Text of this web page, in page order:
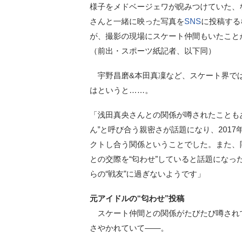
様子をメドベージェワが睨みつけていた
さんと一緒に映った写真をSNSに投稿す
が、撮影の現場にスケート仲間もいたこと
（前出・スポーツ紙記者、以下同）
宇野昌磨&本田真凜など、スケート界で
はというと……。
「浅田真央さんとの関係が噂されたこと
ん”と呼び合う親密さが話題になり、
クトし合う関係ということでした。また
との交際を“匂わせ”していると話題にな
らの“戦友”に過ぎないようです」
元アイドルの“匂わせ”投稿
スケート仲間との関係がたびたび噂され
さやかれていて――。